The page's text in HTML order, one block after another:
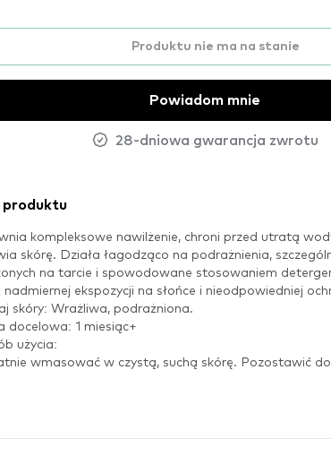
Produktu nie ma na stanie
Powiadom mnie
28-dniowa gwarancja zwrotu
produktu
kompleksowe nawilżenie, chroni przed utratą
skórę. Działa łagodząco na podrażnienia,
na tarcie i spowodowane stosowaniem
nadmiernej ekspozycji na słońce i nieodpowiedniej
skóry: Wrażliwa, podrażniona.
docelowa: 1 miesiąc+
użycia:
wmasować w czystą, suchą skórę. Pozostawić